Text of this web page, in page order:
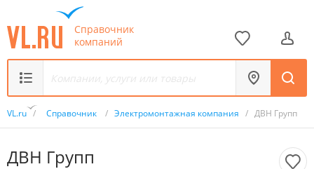
Справочник
компаний
VL.ru / Справочник / Электромонтажная компания / ДВН Групп
ДВН Групп